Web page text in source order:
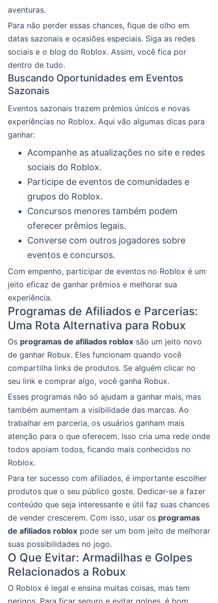
aventuras.
Para não perder essas chances, fique de olho em
datas sazonais e ocasiões especiais. Siga as redes
sociais e o blog do Roblox. Assim, você fica por
dentro de tudo.
Buscando Oportunidades em Eventos
Sazonais
Eventos sazonais trazem prêmios únicos e novas
experiências no Roblox. Aqui vão algumas dicas para
ganhar:
Acompanhe as atualizações no site e redes
sociais do Roblox.
Participe de eventos de comunidades e
grupos do Roblox.
Concursos menores também podem
oferecer prêmios legais.
Converse com outros jogadores sobre
eventos e concursos.
Com empenho, participar de eventos no Roblox é um
jeito eficaz de ganhar prêmios e melhorar sua
experiência.
Programas de Afiliados e Parcerias:
Uma Rota Alternativa para Robux
Os programas de afiliados roblox são um jeito novo
de ganhar Robux. Eles funcionam quando você
compartilha links de produtos. Se alguém clicar no
seu link e comprar algo, você ganha Robux.
Esses programas não só ajudam a ganhar mais, mas
também aumentam a visibilidade das marcas. Ao
trabalhar em parceria, os usuários ganham mais
atenção para o que oferecem. Isso cria uma rede onde
todos apoiam todos, ficando mais conhecidos no
Roblox.
Para ter sucesso com afiliados, é importante escolher
produtos que o seu público goste. Dedicar-se a fazer
conteúdo que seja interessante e útil faz suas chances
de vender crescerem. Com isso, usar os programas
de afiliados roblox pode ser um bom jeito de melhorar
suas possibilidades no jogo.
O Que Evitar: Armadilhas e Golpes
Relacionados a Robux
O Roblox é legal e ensina muitas coisas, mas tem
perigos. Para ficar seguro e evitar golpes, é bom